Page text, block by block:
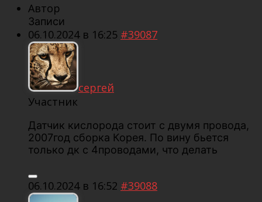
Автор
Записи
06.10.2024 в 16:25 #39087
сергей
Участник
Датчик кислорода стоит с двумя провода,
2007год сборка Корея. По вину бьется
только дк с 4проводами, что делать
06.10.2024 в 16:52 #39088